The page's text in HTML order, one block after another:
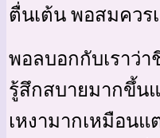
ตื่นเต้น พอสมควร
พอลบอกกับเราว่า
รู้สึกสบายมากขึ้น
เหงามากเหมือน